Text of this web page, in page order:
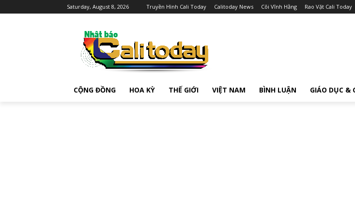
Saturday, August 8, 2026 Truyền Hình Cali Today Calitoday News Cõi Vĩnh Hằng Rao Vặt Cali Today
CỘNG ĐỒNG HOA KỲ THẾ GIỚI VIỆT NAM BÌNH LUẬN GIÁO DỤC &